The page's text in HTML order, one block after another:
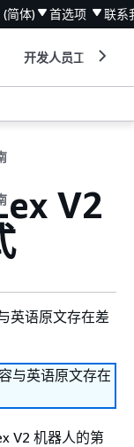
(简体) 首选项 联系
开发人员工具
V2
英语原文存在差
与英语原文存在
V2 机器人的第